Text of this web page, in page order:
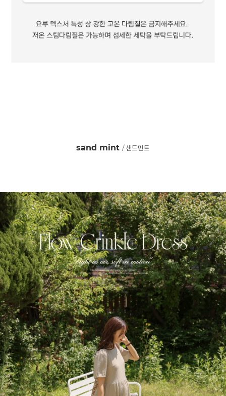
sand mint / 샌드민트